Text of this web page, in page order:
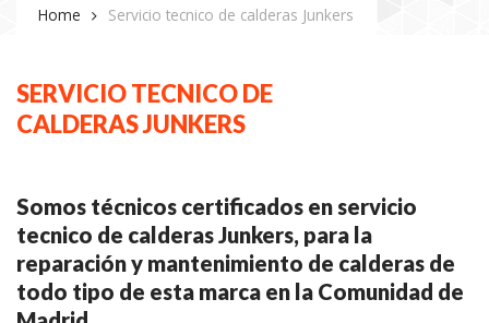
Home Servicio tecnico de calderas Junkers
SERVICIO TECNICO DE
CALDERAS JUNKERS
Somos técnicos certificados en servicio
tecnico de calderas Junkers, para la
reparación y mantenimiento de calderas de
todo tipo de esta marca en la Comunidad de